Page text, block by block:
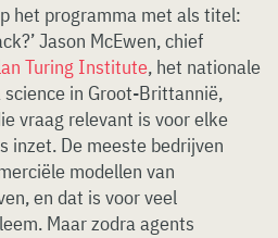
het programma met als titel:
Jason McEwen, chief
Turing Institute, het nationale
in Groot-Brittannië,
vraag relevant is voor elke
inzet. De meeste bedrijven
modellen van
en dat is voor veel
Maar zodra agents